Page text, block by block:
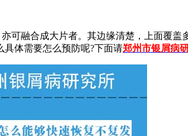
可融合成大片者。其边缘清楚，上面覆
体需要怎么预防呢?下面请郑州市银屑病